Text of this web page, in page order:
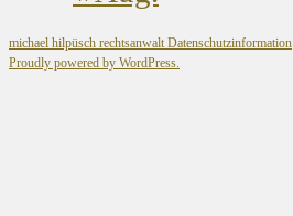
michael hilpüsch rechtsanwaltDatenschutzinformation
Proudly powered by WordPress.